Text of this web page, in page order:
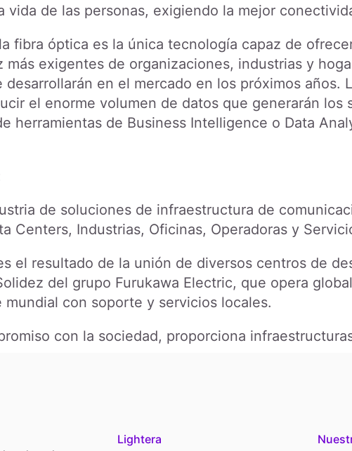
vida de las personas, exigiendo la mejor
fibra óptica es la única tecnología capaz de
más exigentes de organizaciones, industrias y
desarrollarán en el mercado en los próximos
el enorme volumen de datos que generarán
herramientas de Business Intelligence o Data
de soluciones de infraestructura de
Centers, Industrias, Oficinas, Operadoras y
el resultado de la unión de diversos centros de
del grupo Furukawa Electric, que opera
mundial con soporte y servicios locales.
con la sociedad, proporciona
Lightera